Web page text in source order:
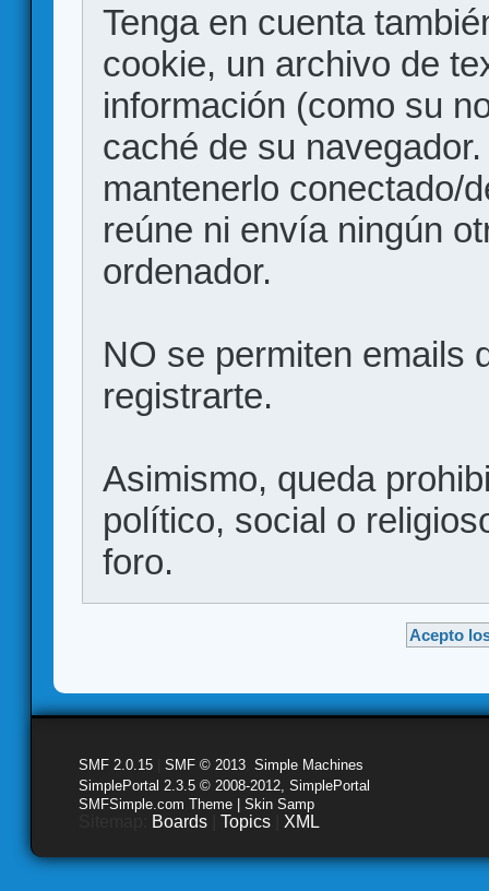
Tenga en cuenta
cookie, un archivo de
información (como su
caché de su
mantenerlo conectado/
reúne ni envía ningún
ordenador.
NO se permiten emails
registrarte.
Asimismo, queda
político, social o
foro.
SMF 2.0.15 SMF © 2013 Simple Machines
SimplePortal 2.3.5 © 2008-2012, SimplePortal
SMFSimple.com Theme | Skin Samp
Boards Topics XML